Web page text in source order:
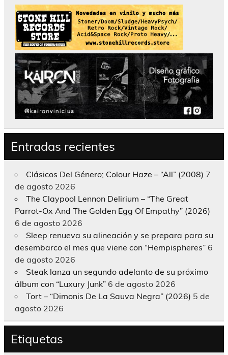
Entradas recientes
Clásicos Del Género; Colour Haze – “All” (2008) 7
de agosto 2026
The Claypool Lennon Delirium – “The Great
Parrot-Ox And The Golden Egg Of Empathy” (2026)
6 de agosto 2026
Sleep renueva su alineación y se prepara para su
desembarco el mes que viene con “Hempispheres” 6
de agosto 2026
Steak lanza un segundo adelanto de su próximo
álbum con “Luxury Junk” 6 de agosto 2026
Tort – “Dimonis De La Sauva Negra” (2026) 5 de
agosto 2026
Etiquetas